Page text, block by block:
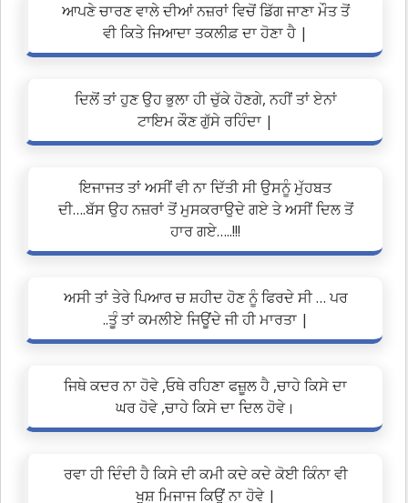
ਆਪਣੇ ਚਾਰਣ ਵਾਲੇ ਦੀਆਂ ਨਜ਼ਰਾਂ ਵਿਚੋਂ ਡਿੱਗ ਜਾਣਾ ਮੌਤ ਤੋਂ
ਵੀ ਕਿਤੇ ਜਿਆਦਾ ਤਕਲੀਫ਼ ਦਾ ਹੋਣਾ ਹੈ |
ਦਿਲੋਂ ਤਾਂ ਹੁਣ ਉਹ ਭੁਲਾ ਹੀ ਚੁੱਕੇ ਹੋਣਗੇ, ਨਹੀਂ ਤਾਂ ਏਨਾਂ
ਟਾਇਮ ਕੌਣ ਗੁੱਸੇ ਰਹਿੰਦਾ |
ਇਜਾਜਤ ਤਾਂ ਅਸੀਂ ਵੀ ਨਾ ਦਿੱਤੀ ਸੀ ਉਸਨੂੰ ਮੁੱਹਬਤ
ਦੀ….ਬੱਸ ਉਹ ਨਜ਼ਰਾਂ ਤੋਂ ਮੁਸਕਰਾਉਦੇ ਗਏ ਤੇ ਅਸੀਂ ਦਿਲ ਤੋਂ
ਹਾਰ ਗਏ…..!!!
ਅਸੀ ਤਾਂ ਤੇਰੇ ਪਿਆਰ ਚ ਸ਼ਹੀਦ ਹੋਣ ਨੂੰ ਫਿਰਦੇ ਸੀ … ਪਰ
..ਤੂੰ ਤਾਂ ਕਮਲੀਏ ਜਿਊਂਦੇ ਜੀ ਹੀ ਮਾਰਤਾ |
ਜਿਥੇ ਕਦਰ ਨਾ ਹੋਵੇ ,ਓਥੇ ਰਹਿਣਾ ਫਜ਼ੂਲ ਹੈ ,ਚਾਹੇ ਕਿਸੇ ਦਾ
ਘਰ ਹੋਵੇ ,ਚਾਹੇ ਕਿਸੇ ਦਾ ਦਿਲ ਹੋਵੇ।
ਰਵਾ ਹੀ ਦਿੰਦੀ ਹੈ ਕਿਸੇ ਦੀ ਕਮੀ ਕਦੇ ਕਦੇ ਕੋਈ ਕਿੰਨਾ ਵੀ
ਖੁਸ਼ ਮਿਜਾਜ ਕਿਉਂ ਨਾ ਹੋਵੇ |